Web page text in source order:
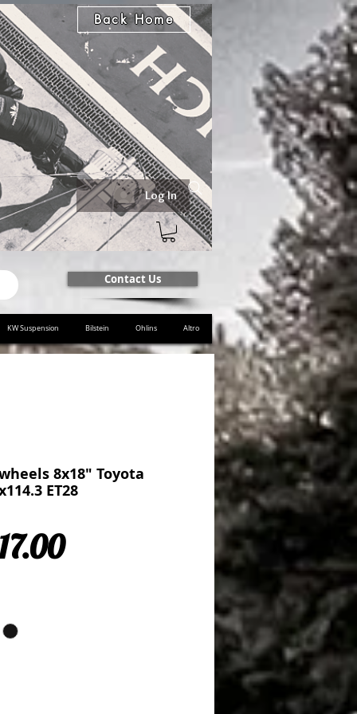
Back Home
Log In
Contact Us
KW Suspension Bilstein Ohlins Altro
8x18" Toyota
ET28
Sale Price